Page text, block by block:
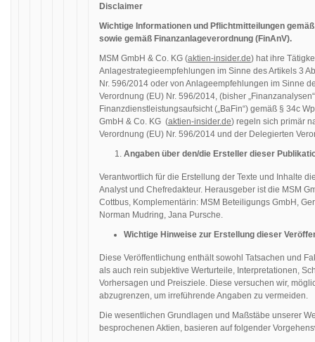
Disclaimer
Wichtige Informationen und Pflichtmitteilungen
sowie gemäß Finanzanlageverordnung (FinAnV).
MSM GmbH & Co. KG (aktien-insider.de) hat ihre
Anlagestrategieempfehlungen im Sinne des Artikels 3
Nr. 596/2014 oder von Anlageempfehlungen im Sinne
Verordnung (EU) Nr. 596/2014, (bisher
Finanzdienstleistungsaufsicht („BaFin“) gemäß § 34c
GmbH & Co. KG (aktien-insider.de) regeln sich primär
Verordnung (EU) Nr. 596/2014 und der Delegierten
Angaben über den/die Ersteller dieser
Verantwortlich für die Erstellung der Texte und Inhalte
Analyst und Chefredakteur. Herausgeber ist die MSM
Cottbus, Komplementärin: MSM Beteiligungs GmbH,
Norman Mudring, Jana Pursche.
Wichtige Hinweise zur Erstellung dieser
Diese Veröffentlichung enthält sowohl Tatsachen und
als auch rein subjektive Werturteile, Interpretationen,
Vorhersagen und Preisziele. Diese versuchen wir,
abzugrenzen, um irreführende Angaben zu vermeiden.
Die wesentlichen Grundlagen und Maßstäbe unserer
besprochenen Aktien, basieren auf folgender